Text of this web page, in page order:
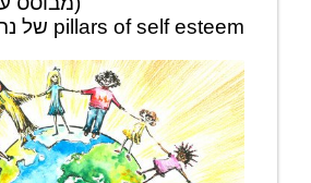
pillars of self esteem של נתניאל ברנדון)